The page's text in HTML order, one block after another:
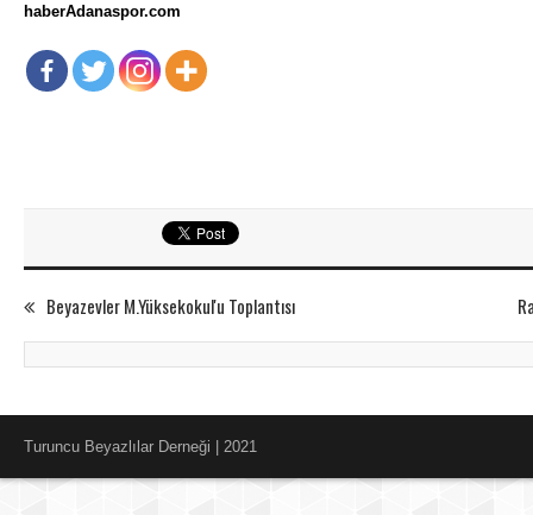
haberAdanaspor.com
Beyazevler M.Yüksekokul'u Toplantısı
Turuncu Beyazlılar Derneği | 2021